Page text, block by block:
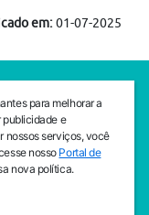
em:01-07-2025
01503-001
01503-001
para melhorar a
publicidade e
nossos serviços, você
nosso Portal de
nova política.